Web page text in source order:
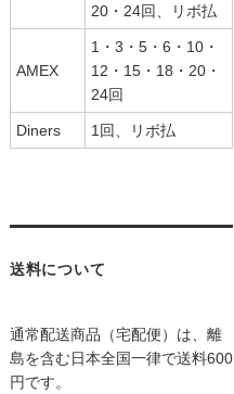
20・24回、リボ払
AMEX
1・3・5・6・10・
12・15・18・20・
24回
Diners 1回、リボ払
送料について
通常配送商品（宅配便）は、離
島を含む日本全国一律で送料600
円です。